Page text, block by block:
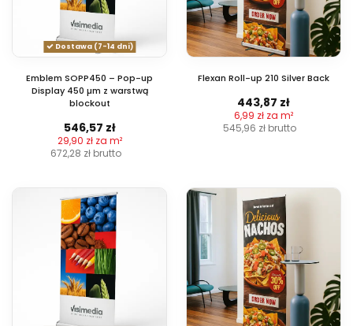
Dostawa (7-14 dni)
Emblem SOPP450 – Pop-up
Display 450 µm z warstwą
blockout
546,57 zł
29,90 zł za m²
672,28 zł brutto
Flexan Roll-up 210 Silver Back
443,87 zł
6,99 zł za m²
545,96 zł brutto